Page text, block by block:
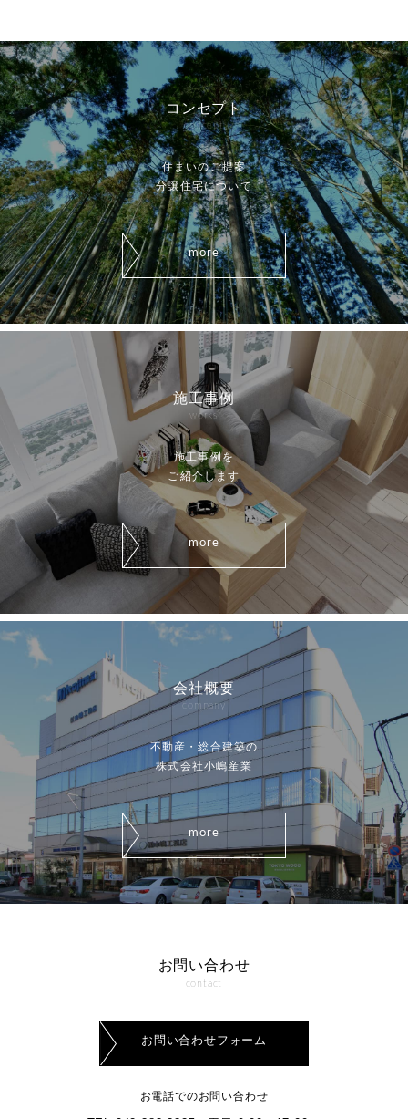
コンセプト
concept
住まいのご提案
分譲住宅について
more
施工事例
works
施工事例を
ご紹介します
more
会社概要
company
不動産・総合建築の
株式会社小嶋産業
more
お問い合わせ
contact
お問い合わせフォーム
お電話でのお問い合わせ